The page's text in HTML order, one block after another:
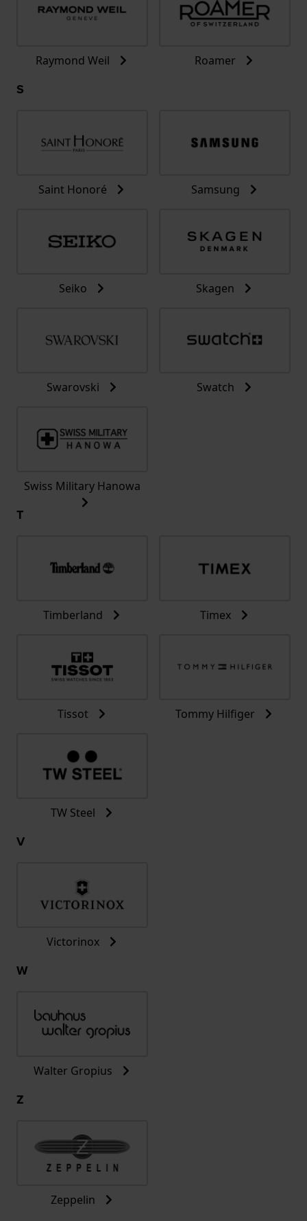
Raymond Weil Roamer
S
Saint Honoré Samsung
Seiko Skagen
Swarovski Swatch
Swiss Military Hanowa
T
Timberland Timex
Tissot Tommy Hilfiger
TW Steel
V
Victorinox
W
Walter Gropius
Z
Zeppelin